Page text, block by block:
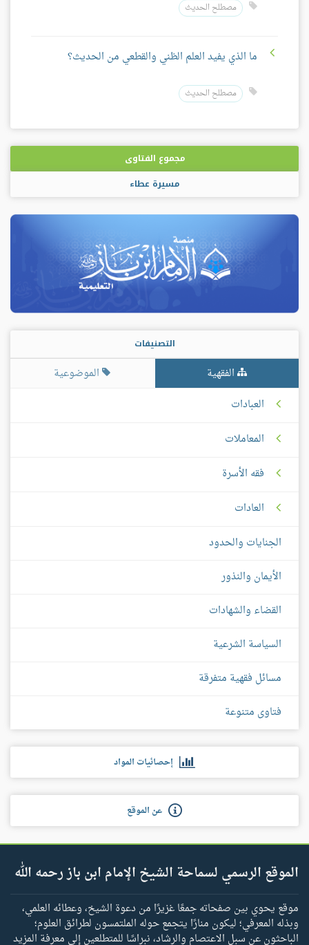
مصطلح الحديث
ما الذي يفيد العلم الظني والقطعي من الحديث؟
مصطلح الحديث
مجموع الفتاوى
مسيرة عطاء
التصنيفات
الفقهية
الموضوعية
العبادات
المعاملات
فقه الأسرة
العادات
الجنايات والحدود
الأيمان والنذور
القضاء والشهادات
السياسة الشرعية
مسائل فقهية متفرقة
فتاوى متنوعة
إحصائيات المواد
عن الموقع
الموقع الرسمي لسماحة الشيخ الإمام ابن باز رحمه الله
موقع يحوي بين صفحاته جمعًا غزيرًا من دعوة الشيخ، وعطائه العلمي،
وبذله المعرفي؛ ليكون منارًا يتجمع حوله الملتمسون لطرائق العلوم؛
الباحثون عن سبل الاعتصام والرشاد، نبراسًا للمتطلعين إلى معرفة المزيد